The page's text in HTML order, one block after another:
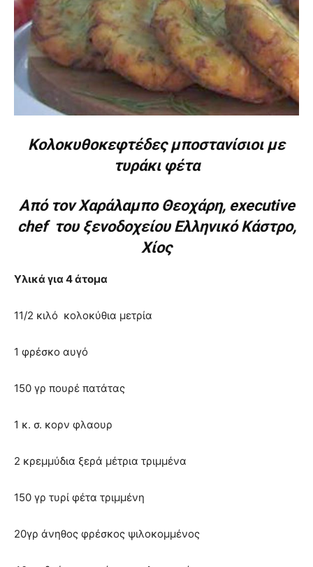
Κολοκυθοκεφτέδες μποστανίσιοι με
τυράκι φέτα
Από τον Χαράλαμπο Θεοχάρη, executive
chef του ξενοδοχείου Ελληνικό Κάστρο,
Χίος
Υλικά για 4 άτομα
11/2 κιλό κολοκύθια μετρία
1 φρέσκο αυγό
150 γρ πουρέ πατάτας
1 κ. σ. κορν φλαουρ
2 κρεμμύδια ξερά μέτρια τριμμένα
150 γρ τυρί φέτα τριμμένη
20γρ άνηθος φρέσκος ψιλοκομμένος